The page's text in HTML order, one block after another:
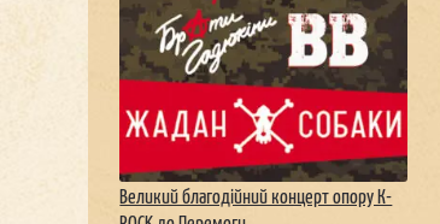
Великий благодійний концерт опору К-